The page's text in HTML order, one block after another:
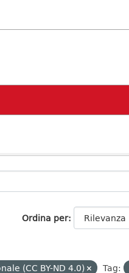
Ordina per
(CC BY-ND 4.0) Tag: